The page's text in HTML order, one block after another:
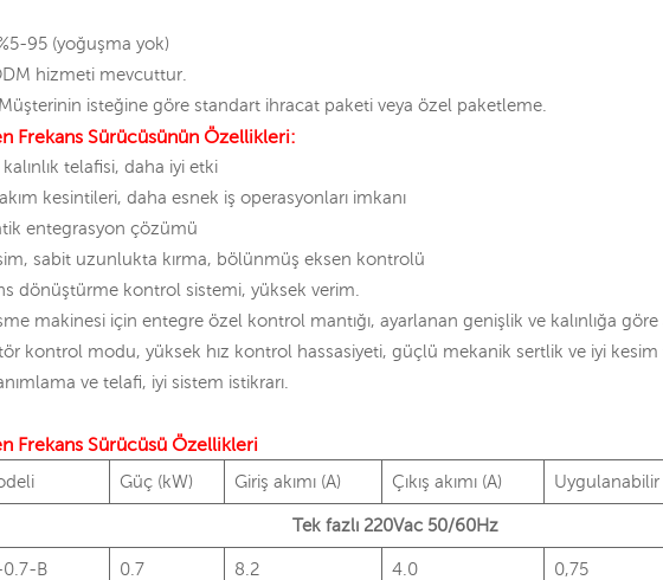
95 (yoğuşma yok)
hizmeti mevcuttur.
isteğine göre standart ihracat paketi veya özel paketleme.
Frekans Sürücüsünün Özellikleri:
telafisi, daha iyi etki
kesintileri, daha esnek iş operasyonları imkanı
entegrasyon çözümü
sabit uzunlukta kırma, bölünmüş eksen kontrolü
dönüştürme kontrol sistemi, yüksek verim.
makinesi için entegre özel kontrol mantığı, ayarlanan genişlik ve kalınlığa göre
kontrol modu, yüksek hız kontrol hassasiyeti, güçlü mekanik sertlik ve iyi kesim
ve telafi, iyi sistem istikrarı.
Frekans Sürücüsü Özellikleri
Güç (kW) Giriş akımı (A) Çıkış akımı (A)
Tek fazlı 220Vac 50/60Hz
B 0.7 8.2 4.0 0,75